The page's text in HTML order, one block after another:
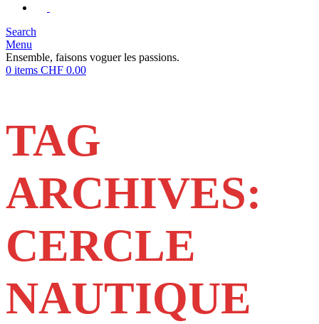
Search
Menu
Ensemble, faisons voguer les passions.
0 items CHF 0.00
TAG
ARCHIVES:
CERCLE
NAUTIQUE